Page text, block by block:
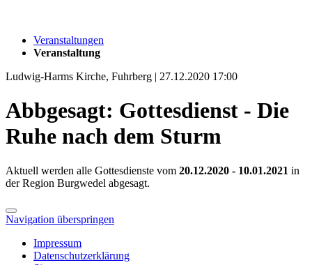
Veranstaltungen
Veranstaltung
Ludwig-Harms Kirche, Fuhrberg | 27.12.2020 17:00
Abbgesagt: Gottesdienst - Die
Ruhe nach dem Sturm
Aktuell werden alle Gottesdienste vom 20.12.2020 - 10.01.2021 in
der Region Burgwedel abgesagt.
Navigation überspringen
Impressum
Datenschutzerklärung